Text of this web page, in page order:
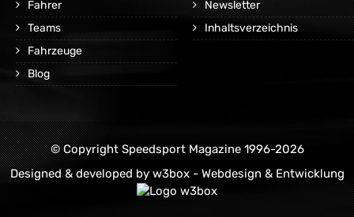
Fahrer
Teams
Fahrzeuge
Blog
Newsletter
Inhaltsverzeichnis
© Copyright Speedsport Magazine 1996-2026
Designed & developed by w3box - Webdesign & Entwicklung